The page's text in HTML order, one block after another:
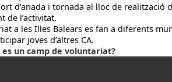
d’anada i tornada al lloc de realització
de l’activitat.
a les Illes Balears es fan a diferents
joves d’altres CA.
es un camp de voluntariat?